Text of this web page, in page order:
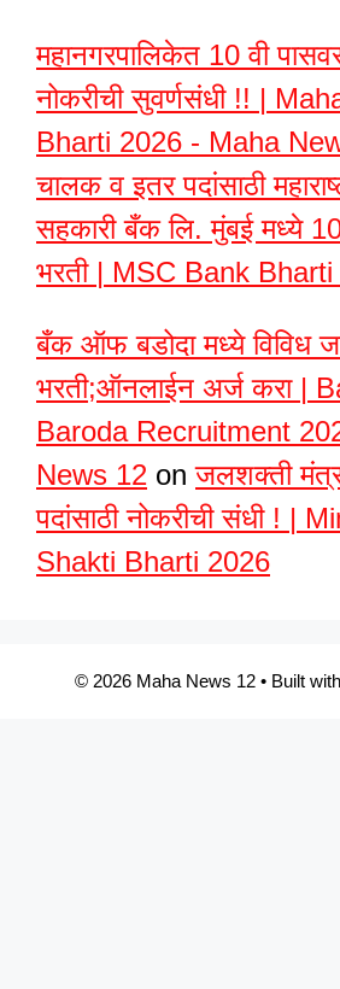
महानगरपालिकेत 10 वी पासवर
नोकरीची सुवर्णसंधी !! |
Bharti 2026 - Maha
चालक व इतर पदांसाठी
सहकारी बँक लि. मुंबई मध्ये
भरती | MSC Bank
बँक ऑफ बडोदा मध्ये विविध
भरती;ऑनलाईन अर्ज करा |
Baroda Recruitment
News 12 onजलशक्ती
पदांसाठी नोकरीची संधी ! |
Shakti Bharti 2026
© 2026 Maha News 12• Built with